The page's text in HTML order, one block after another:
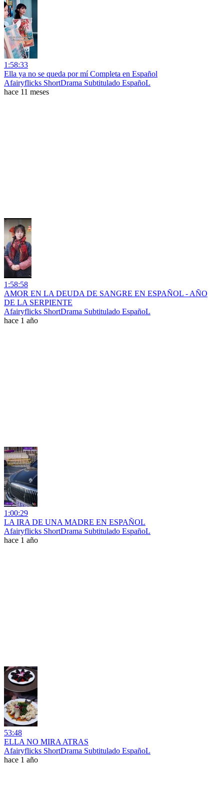
1:58:33
Ella ya no se queda por mí Completa en Español
Afairyflicks ShortDrama Subtitulado EspañoL
hace 11 meses
1:58:58
AMOR EN LA DEUDA DE SANGRE EN ESPAÑOL - AÑO
DE LA SERPIENTE
Afairyflicks ShortDrama Subtitulado EspañoL
hace 1 año
1:00:29
LA IRA DE UNA MADRE EN ESPAÑOL
Afairyflicks ShortDrama Subtitulado EspañoL
hace 1 año
53:48
ELLA NO MIRA ATRAS
Afairyflicks ShortDrama Subtitulado EspañoL
hace 1 año